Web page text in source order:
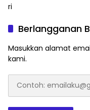
Berlangganan
Masukkan alamat
kami.
emailaku@gmail.com